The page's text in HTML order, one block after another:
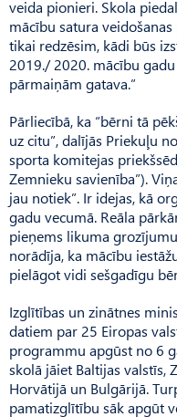
veida pionieri. Skola
mācību satura
tikai redzēsim, kādi būs
2019./ 2020. mācību
pārmaiņām gatava.”
Pārliecībā, ka “bērni tā
uz citu”, dalījās Priekuļu
sporta komitejas
Zemnie­ku savienība”).
jau notiek”. Ir idejas, kā
gadu vecumā. Reāla
pieņems likuma
norādīja, ka mācību
pielāgot vidi sešgadīgu
Izglītības un zinātnes
datiem par 25 Eiropas
programmu apgūst no 6
skolā jāiet Baltijas valstīs,
Horvātijā un Bulgārijā.
pamatizglītību sāk apgūt